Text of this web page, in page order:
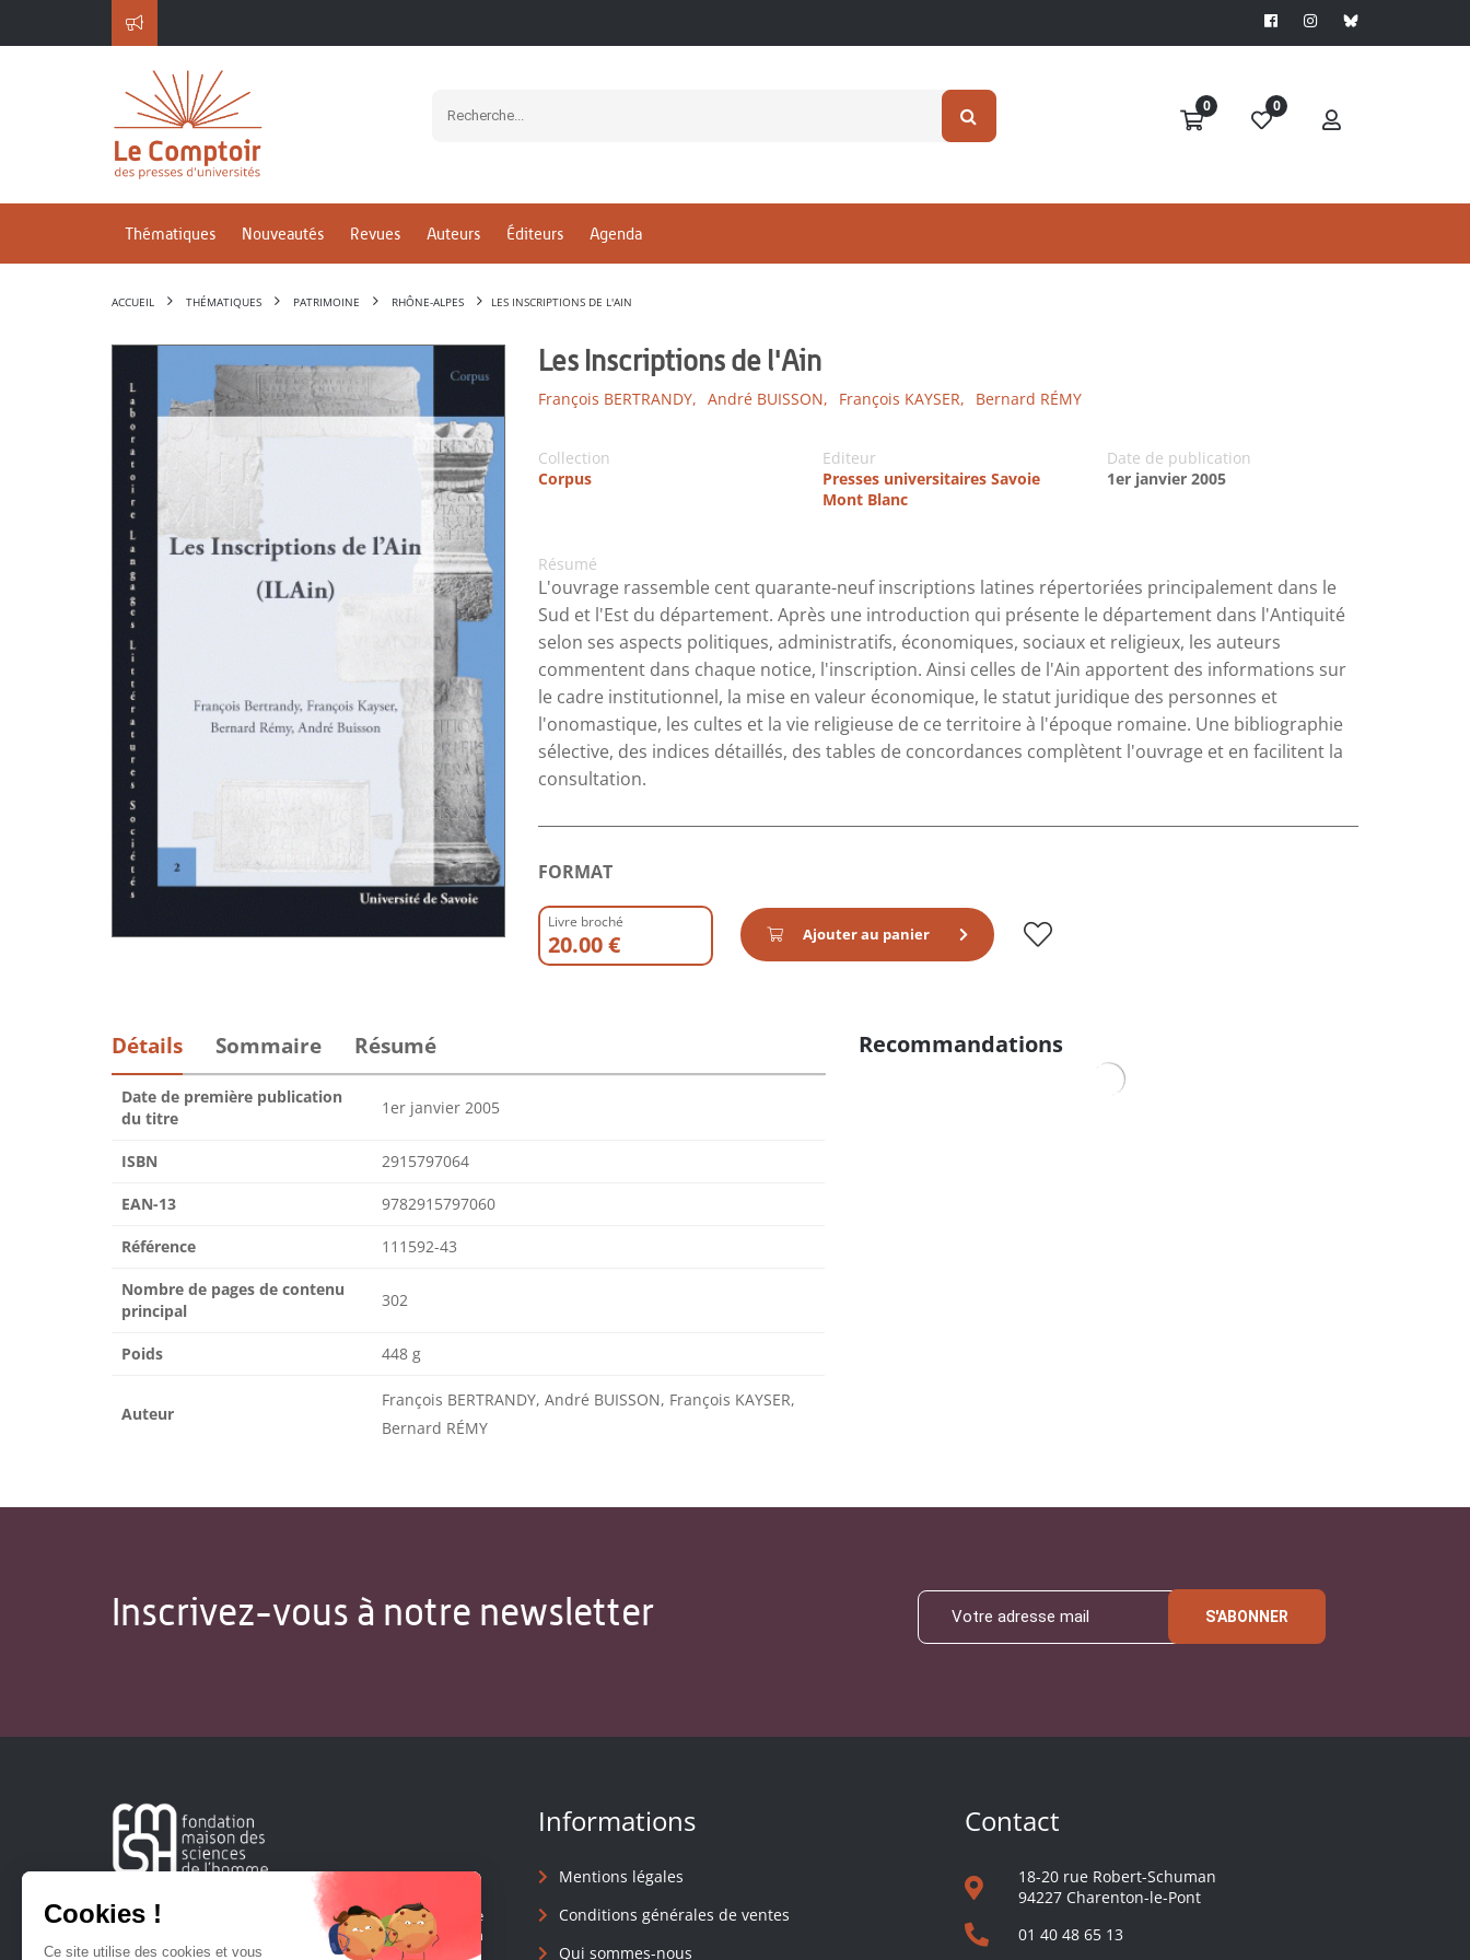
0 0
Thématiques Nouveautés Revues Auteurs Éditeurs Agenda
ACCUEIL THÉMATIQUES PATRIMOINE RHÔNE-ALPES LES INSCRIPTIONS DE L'AIN
Les Inscriptions de l'Ain
François BERTRANDY, André BUISSON, François KAYSER, Bernard RÉMY
Collection
Corpus
Editeur
Presses universitaires Savoie
Mont Blanc
Date de publication
1er janvier 2005
Résumé
L'ouvrage rassemble cent quarante-neuf inscriptions latines répertoriées principalement dans le
Sud et l'Est du département. Après une introduction qui présente le département dans l'Antiquité
selon ses aspects politiques, administratifs, économiques, sociaux et religieux, les auteurs
commentent dans chaque notice, l'inscription. Ainsi celles de l'Ain apportent des informations sur
le cadre institutionnel, la mise en valeur économique, le statut juridique des personnes et
l'onomastique, les cultes et la vie religieuse de ce territoire à l'époque romaine. Une bibliographie
sélective, des indices détaillés, des tables de concordances complètent l'ouvrage et en facilitent la
consultation.
FORMAT
Livre broché
20.00 € Ajouter au panier
Détails Sommaire Résumé
Date de première publication
du titre
1er janvier 2005
ISBN 2915797064
EAN-13 9782915797060
Référence 111592-43
Nombre de pages de contenu
principal
302
Poids 448 g
Auteur
François BERTRANDY, André BUISSON, François KAYSER,
Bernard RÉMY
Recommandations
Inscrivez-vous à notre newsletter S'ABONNER
Créée en 1963, la Fondation Maison Sciences de l'Homme
soutient la recherche et la diffusion des connaissances en
sciences humaines et sociales.
Informations
Mentions légales
Conditions générales de ventes
Qui sommes-nous
Contact
18-20 rue Robert-Schuman
94227 Charenton-le-Pont
01 40 48 65 13